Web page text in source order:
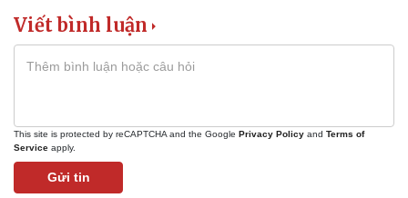
Viết bình luận
This site is protected by reCAPTCHA and the Google Privacy Policy and Terms of
Service apply.
Gửi tin